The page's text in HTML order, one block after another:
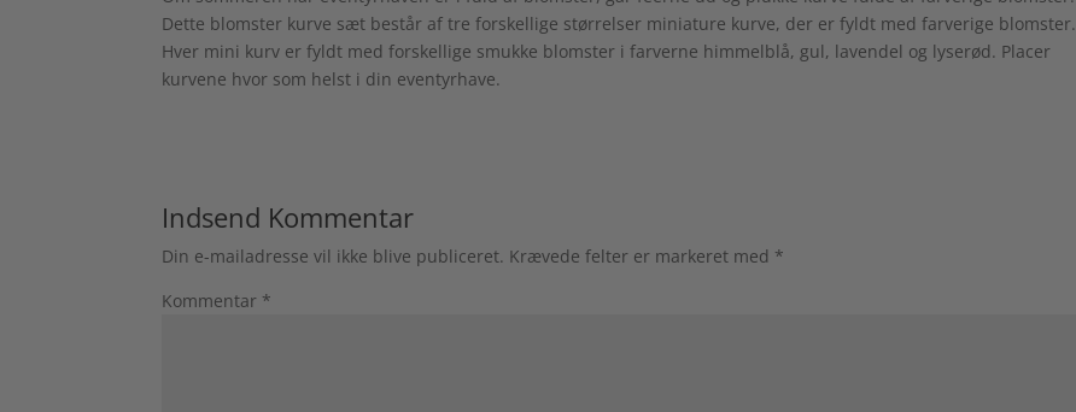
Dette blomster kurve sæt består af tre forskellige størrelser miniature kurve, der er fyldt med farverige blomster.
Hver mini kurv er fyldt med forskellige smukke blomster i farverne himmelblå, gul, lavendel og lyserød. Placer
kurvene hvor som helst i din eventyrhave.
Indsend Kommentar
Din e-mailadresse vil ikke blive publiceret. Krævede felter er markeret med *
Kommentar *